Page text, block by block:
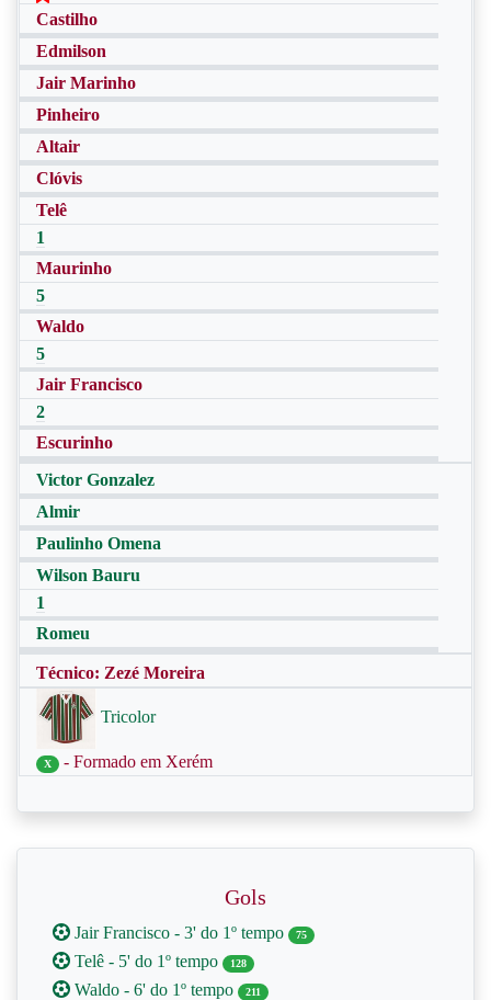
Castilho
Edmilson
Jair Marinho
Pinheiro
Altair
Clóvis
Telê
1
Maurinho
5
Waldo
5
Jair Francisco
2
Escurinho
Victor Gonzalez
Almir
Paulinho Omena
Wilson Bauru
1
Romeu
Técnico: Zezé Moreira
Tricolor
X - Formado em Xerém
Gols
Jair Francisco - 3' do 1º tempo 75
Telê - 5' do 1º tempo 128
Waldo - 6' do 1º tempo 211